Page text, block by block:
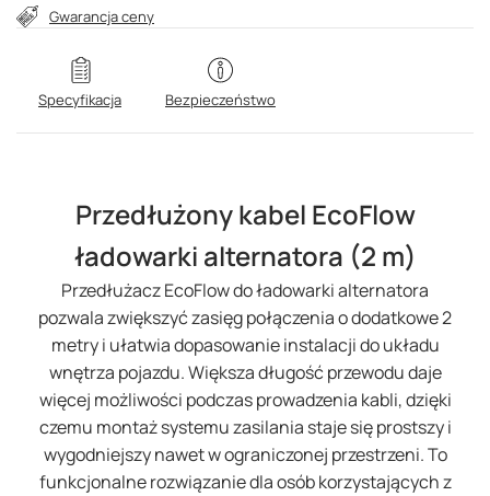
Gwarancja ceny
Specyfikacja Bezpieczeństwo
Przedłużony kabel EcoFlow
ładowarki alternatora (2 m)
Przedłużacz EcoFlow do ładowarki alternatora
pozwala zwiększyć zasięg połączenia o dodatkowe 2
metry i ułatwia dopasowanie instalacji do układu
wnętrza pojazdu. Większa długość przewodu daje
więcej możliwości podczas prowadzenia kabli, dzięki
czemu montaż systemu zasilania staje się prostszy i
wygodniejszy nawet w ograniczonej przestrzeni. To
funkcjonalne rozwiązanie dla osób korzystających z